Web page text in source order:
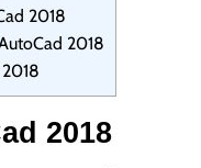
2018
2018
2018